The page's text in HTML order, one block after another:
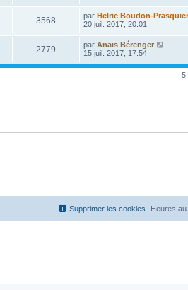
3568 par Helric Boudon-Prasquier
20 juil. 2017, 20:01
2779 par Anaïs Bérenger
15 juil. 2017, 17:54
5
Heures
Supprimer les cookies